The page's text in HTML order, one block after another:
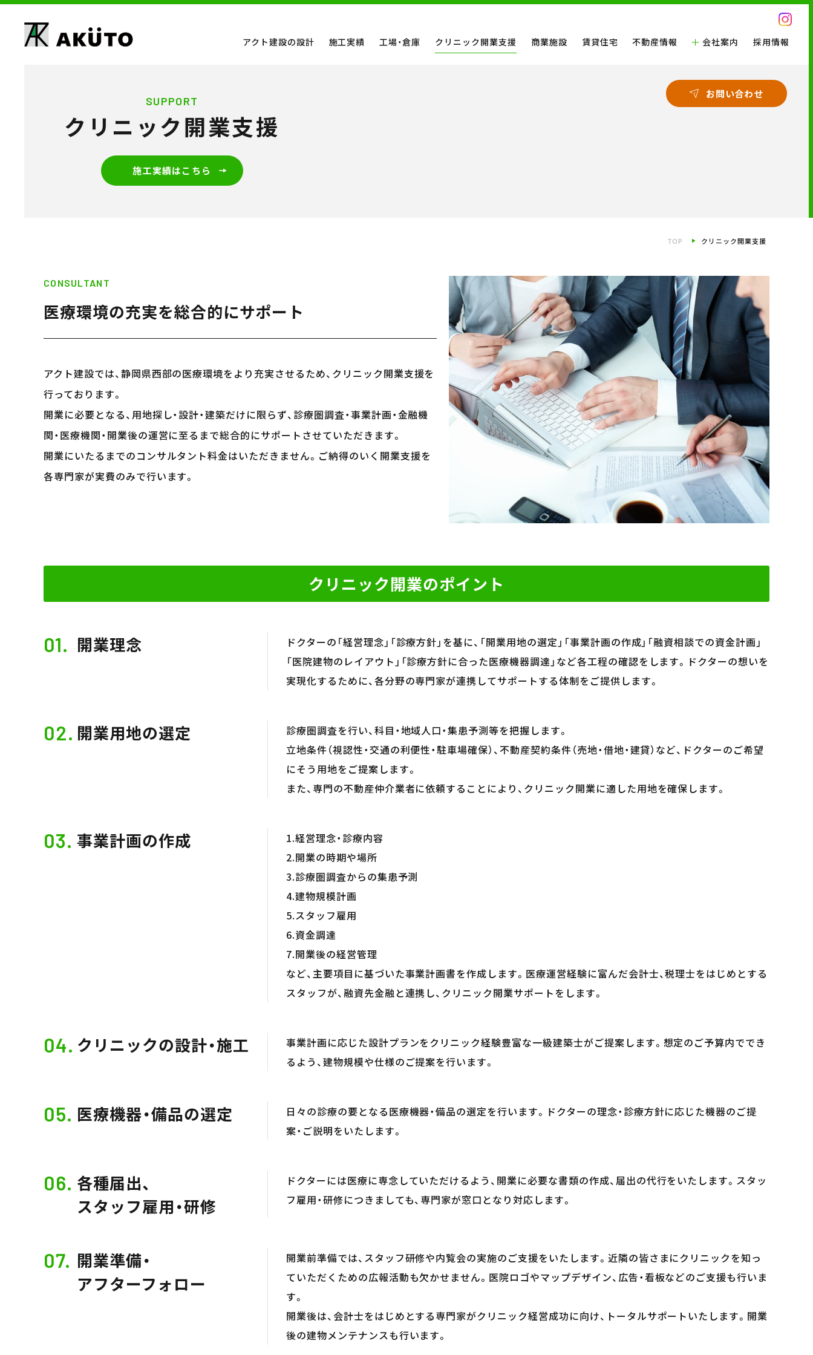
お問い合わせ
アクト建設の設計 施工実績 工場・倉庫 クリニック開業支援 商業施設 賃貸住宅 不動産情報 会社案内 採用情報
SUPPORT
クリニック開業支援
施工実績はこちら
TOP クリニック開業支援
CONSULTANT
医療環境の充実を総合的にサポート
アクト建設では、静岡県西部の医療環境をより充実させるため、クリニック開業支援を
行っております。
開業に必要となる、用地探し・設計・建築だけに限らず、診療圏調査・事業計画・金融機
関・医療機関・開業後の運営に至るまで総合的にサポートさせていただきます。
開業にいたるまでのコンサルタント料金はいただきません。ご納得のいく開業支援を
各専門家が実費のみで行います。
クリニック開業のポイント
01. 開業理念
ドクターの「経営理念」「診療方針」を基に、「開業用地の選定」「事業計画の作成」「融資相談での資金計画」
「医院建物のレイアウト」「診療方針に合った医療機器調達」など各工程の確認をします。ドクターの想いを
実現化するために、各分野の専門家が連携してサポートする体制をご提供します。
02. 開業用地の選定
診療圏調査を行い、科目・地域人口・集患予測等を把握します。
立地条件（視認性・交通の利便性・駐車場確保）、不動産契約条件（売地・借地・建貸）など、ドクターのご希望
にそう用地をご提案します。
また、専門の不動産仲介業者に依頼することにより、クリニック開業に適した用地を確保します。
03. 事業計画の作成
1.経営理念・診療内容
2.開業の時期や場所
3.診療圏調査からの集患予測
4.建物規模計画
5.スタッフ雇用
6.資金調達
7.開業後の経営管理
など、主要項目に基づいた事業計画書を作成します。医療運営経験に富んだ会計士、税理士をはじめとする
スタッフが、融資先金融と連携し、クリニック開業サポートをします。
04. クリニックの設計・施工
事業計画に応じた設計プランをクリニック経験豊富な一級建築士がご提案します。想定のご予算内ででき
るよう、建物規模や仕様のご提案を行います。
05. 医療機器・備品の選定
日々の診療の要となる医療機器・備品の選定を行います。ドクターの理念・診療方針に応じた機器のご提
案・ご説明をいたします。
06. 各種届出、
スタッフ雇用・研修
ドクターには医療に専念していただけるよう、開業に必要な書類の作成、届出の代行をいたします。スタッ
フ雇用・研修につきましても、専門家が窓口となり対応します。
07. 開業準備・
アフターフォロー
開業前準備では、スタッフ研修や内覧会の実施のご支援をいたします。近隣の皆さまにクリニックを知っ
ていただくための広報活動も欠かせません。医院ロゴやマップデザイン、広告・看板などのご支援も行いま
す。
開業後は、会計士をはじめとする専門家がクリニック経営成功に向け、トータルサポートいたします。開業
後の建物メンテナンスも行います。